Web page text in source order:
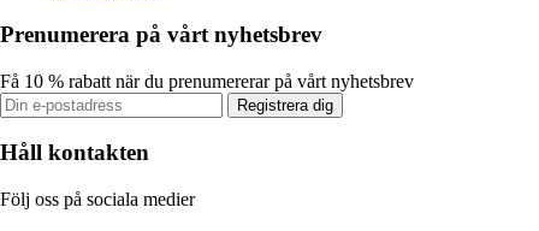
Prenumerera på vårt nyhetsbrev
Få 10 % rabatt när du prenumererar på vårt nyhetsbrev
Registrera dig
Håll kontakten
Följ oss på sociala medier